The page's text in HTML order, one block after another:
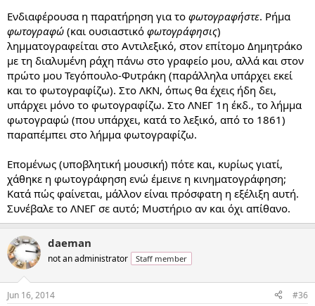
Ενδιαφέρουσα η παρατήρηση για το φωτογραφήστε. Ρήμα
φωτογραφώ (και ουσιαστικό φωτογράφησις)
λημματογραφείται στο Αντιλεξικό, στον επίτομο Δημητράκο
με τη διαλυμένη ράχη πάνω στο γραφείο μου, αλλά και στον
πρώτο μου Τεγόπουλο-Φυτράκη (παράλληλα υπάρχει εκεί
και το φωτογραφίζω). Στο ΛΚΝ, όπως θα έχεις ήδη δει,
υπάρχει μόνο το φωτογραφίζω. Στο ΛΝΕΓ 1η έκδ., το λήμμα
φωτογραφώ (που υπάρχει, κατά το λεξικό, από το 1861)
παραπέμπει στο λήμμα φωτογραφίζω.
Επομένως (υποβλητική μουσική) πότε και, κυρίως γιατί,
χάθηκε η φωτογράφηση ενώ έμεινε η κινηματογράφηση;
Κατά πώς φαίνεται, μάλλον είναι πρόσφατη η εξέλιξη αυτή.
Συνέβαλε το ΛΝΕΓ σε αυτό; Μυστήριο αν και όχι απίθανο.
daeman
not an administrator Staff member
Jun 16, 2014 #36